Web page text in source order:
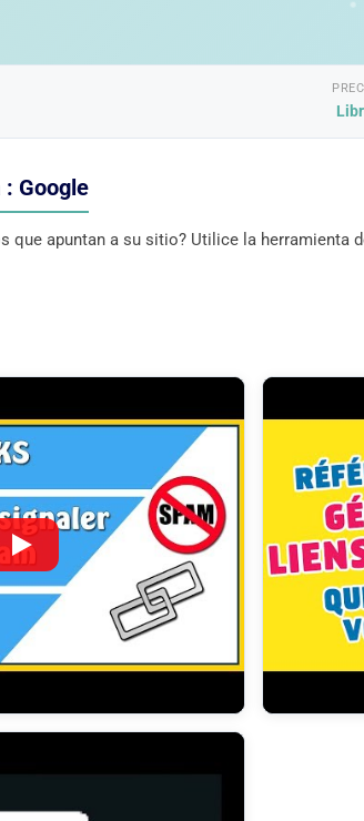
: Google
que apuntan a su sitio? Utilice la herramienta